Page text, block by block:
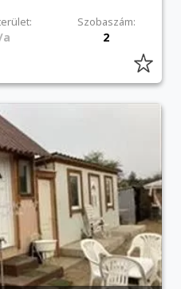
Szobaszám:
a 2